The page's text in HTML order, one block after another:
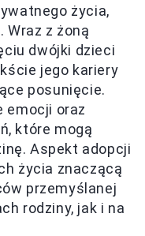
życia,
. Wraz z żoną
dwójki dzieci
jego kariery
posunięcie.
emocji oraz
które mogą
Aspekt adopcji
życia znaczącą
przemyślanej
rodziny, jak i na